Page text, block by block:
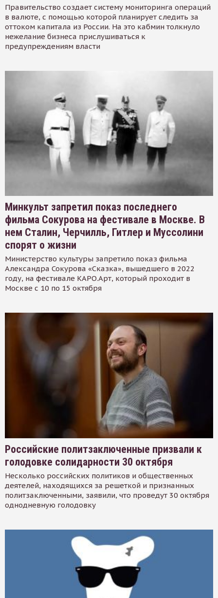
Правительство создает систему мониторинга операций
в валюте, с помощью которой планирует следить за
оттоком капитала из России. На это кабмин толкнуло
нежелание бизнеса прислушиваться к
предупреждениям власти
Минкульт запретил показ последнего
фильма Сокурова на фестивале в Москве. В
нем Сталин, Черчилль, Гитлер и Муссолини
спорят о жизни
Министерство культуры запретило показ фильма
Александра Сокурова «Сказка», вышедшего в 2022
году, на фестивале КАРО.Арт, который проходит в
Москве с 10 по 15 октября
Российские политзаключенные призвали к
голодовке солидарности 30 октября
Несколько российских политиков и общественных
деятелей, находящихся за решеткой и признанных
политзаключенными, заявили, что проведут 30 октября
однодневную голодовку